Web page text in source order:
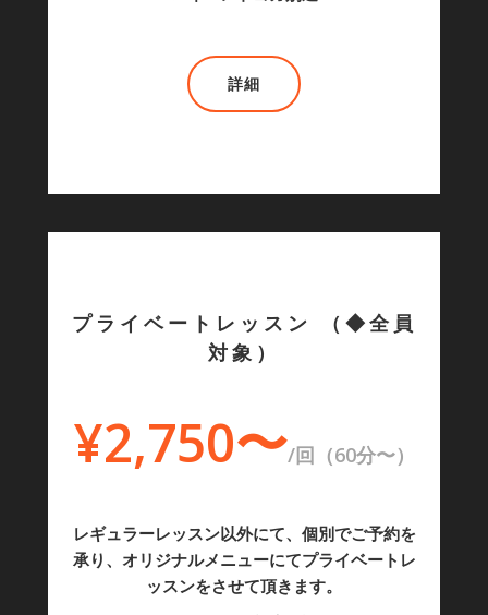
詳細
プライベートレッスン （◆全員
対象）
¥2,750〜/回（60分〜）
レギュラーレッスン以外にて、個別でご予約を
承り、オリジナルメニューにてプライベートレ
ッスンをさせて頂きます。